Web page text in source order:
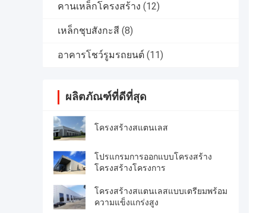
คานเหล็กโครงสร้าง (12)
เหล็กชุบสังกะสี (8)
อาคารโชว์รูมรถยนต์ (11)
ผลิตภัณฑ์ที่ดีที่สุด
โครงสร้างสแตนเลส
โปรแกรมการออกแบบโครงสร้าง
โครงสร้างโครงการ
โครงสร้างสแตนเลสแบบเตรียมพร้อม
ความแข็งแกร่งสูง